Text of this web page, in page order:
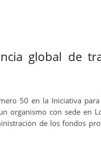
global de
50 en la Iniciativa
organismo con sede en
de los fondos